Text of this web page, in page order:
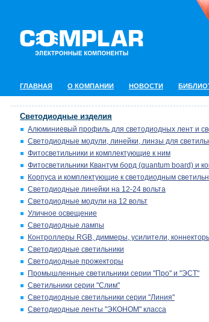
ГЛАВНАЯ О КОМПАНИИ НОВОСТИ
Светодиодные изделия
Алюминиевый профиль для светодиодных лент и
Светодиодные модули, линейки, линзы для
Фитосветильники и комплектующие к ним
Фитосветильники Квантум борд (quantum board) и
Корпуса и комплектующие к светодиодным
Светодиодные линейки на 12-24 вольта
Светодиодные модули на 12 вольт
Уличное освещение
Светодиодные лампы
Контроллеры RGB, диммеры, усилители,
Светодиодные светильники
Светодиодные прожекторы
Промышленные светильники серии "Про" и "ЭСТ"
Светильники серии "Слим"
Светодиодные светильники серии "Линия"
Светодиодные ленты "ЭКОНОМ" класса